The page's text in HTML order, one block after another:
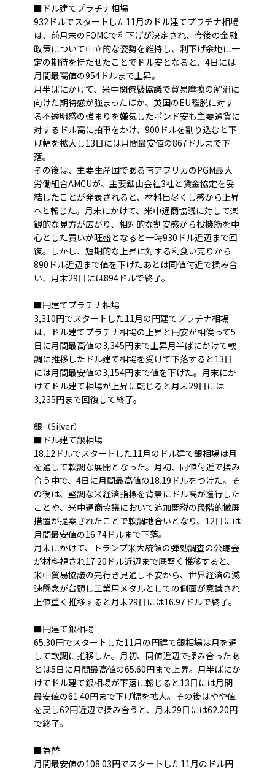
■ドル建てプラチナ相場
932ドルでスタートした11月のドル建てプラチナ相場
は、前月末のFOMCで利下げが決定され、今後の金融
政策について中立的な姿勢を維持し、利下げ余地に一
定の期待を持たせたことでドル安となると、4日には
月間最高値の954ドルまで上昇。
月半ばにかけて、米中閣僚級協議で貿易摩擦の解消に
向けた期待感が強まったほか、英国のEU離脱に対す
る不透明感の強まりを嫌気したポンド安も主要通貨に
対するドル高に拍車をかけ、900ドルを割り込むと下
げ幅を拡大し13日には月間最安値の867ドルまで下
落。
その後は、主要生産国である南アフリカのPGM最大
労働組合AMCUが、主要鉱山会社3社と賃金協定を妥
結したことが発表されると、材料出尽くし感から上昇
へと転じた。月末にかけて、米中通商協議に対して楽
観的な見方が広がり、相対的な割安感から投機筋を中
心とした買いが旺盛となると一時930ドル近辺まで回
復。しかし、短期的な上昇に対する利食い売りから
890ドル近辺まで値を下げたあとは同値付近で揉み合
い、月末29日には894ドルで終了。
■円建てプラチナ相場
3,310円でスタートした11月の円建てプラチナ相場
は、ドル建てプラチナ相場の上昇と円安が相俟って5
日に月間最高値の3,345円まで上昇月半ばにかけて軟
調に推移したドル建て相場を受けて下落すると13日
には月間最安値の3,154円まで値を下げた。月末にか
けてドル建て相場が上昇に転じると月末29日には
3,235円まで回復して終了。
銀（Silver）
■ドル建て銀相場
18.12ドルでスタートした11月のドル建て銀相場は月
を通して軟調な展開となった。月初、同値付近で揉み
合う中で、4日に月間最高値の18.19ドルをつけた。そ
の後は、堅調な米経済指標を背景にドル高が進行した
ことや、米中通商協議において追加関税の段階的撤廃
措置が提案されたことで軟調地合いとなり、12日には
月間最安値の16.74ドルまで下落。
月末にかけて、トランプ米大統領の弾劾調査の公聴会
が材料視され17.20ドル近辺まで底堅く推移すると、
米中貿易協議の先行き見通し不安から、世界経済の減
速懸念が台頭し工業用メタルとしての側面が意識され
上値重く推移すると月末29日には16.97ドルで終了。
■円建て銀相場
65.30円でスタートした11月の円建て銀相場は月を通
して軟調に推移した。月初、同値近辺で揉み合ったあ
とは5日に月間最高値の65.60円まで上昇。月半ばにか
けてドル建て銀相場が下落に転じると13日には月間
最安値の61.40円まで下げ幅を拡大。その後はやや値
を戻し62円近辺で揉み合うと、月末29日には62.20円
で終了。
■為替
月間最安値の108.03円でスタートした11月のドル円